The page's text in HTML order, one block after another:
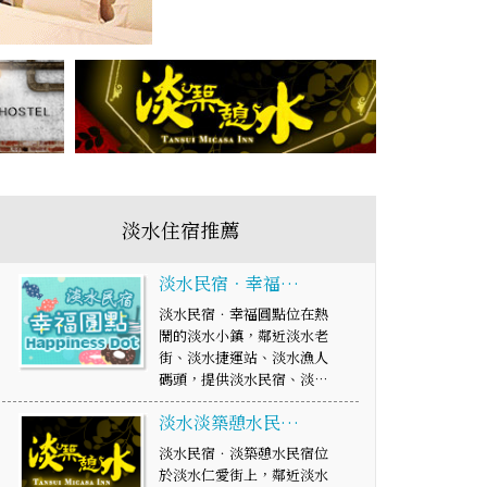
淡水住宿推薦
淡水民宿．幸福…
淡水民宿．幸福圓點位在熱
鬧的淡水小鎮，鄰近淡水老
街、淡水捷運站、淡水漁人
碼頭，提供淡水民宿、淡…
淡水淡築憩水民…
淡水民宿．淡築憩水民宿位
於淡水仁愛街上，鄰近淡水